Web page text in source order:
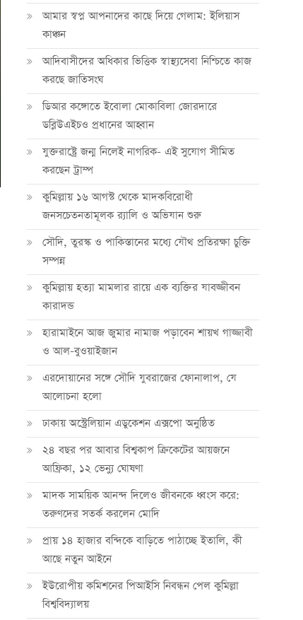
আমার স্বপ্ন আপনাদের কাছে দিয়ে গেলাম: ইলিয়াস
কাঞ্চন
আদিবাসীদের অধিকার ভিত্তিক স্বাস্থ্যসেবা নিশ্চিতে কাজ
করছে জাতিসংঘ
ডিআর কঙ্গোতে ইবোলা মোকাবিলা জোরদারে
ডব্লিউএইচও প্রধানের আহ্বান
যুক্তরাষ্ট্রে জন্ম নিলেই নাগরিক- এই সুযোগ সীমিত
করছেন ট্রাম্প
কুমিল্লায় ১৬ আগস্ট থেকে মাদকবিরোধী
জনসচেতনতামূলক র‍্যালি ও অভিযান শুরু
সৌদি, তুরস্ক ও পাকিস্তানের মধ্যে যৌথ প্রতিরক্ষা চুক্তি
সম্পন্ন
কুমিল্লায় হত্যা মামলার রায়ে এক ব্যক্তির যাবজ্জীবন
কারাদন্ড
হারামাইনে আজ জুমার নামাজ পড়াবেন শায়খ গাজ্জাবী
ও আল-বুওয়াইজান
এরদোয়ানের সঙ্গে সৌদি যুবরাজের ফোনালাপ, যে
আলোচনা হলো
ঢাকায় অস্ট্রেলিয়ান এডুকেশন এক্সপো অনুষ্ঠিত
২৪ বছর পর আবার বিশ্বকাপ ক্রিকে‌টের আয়জনে
আফ্রিকা, ১২ ভেন্যু ঘোষণা
মাদক সাময়িক আনন্দ দিলেও জীবনকে ধ্বংস করে:
তরুণদের সতর্ক করলেন মোদি
প্রায় ১৪ হাজার বন্দিকে বাড়িতে পাঠাচ্ছে ইতালি, কী
আছে নতুন আইনে
ইউরোপীয় কমিশনের পিআইসি নিবন্ধন পেল কুমিল্লা
বিশ্ববিদ্যালয়